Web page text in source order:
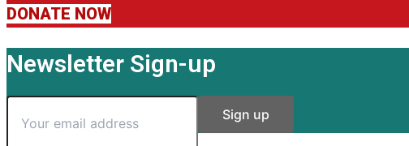
DONATE NOW
Newsletter Sign-up